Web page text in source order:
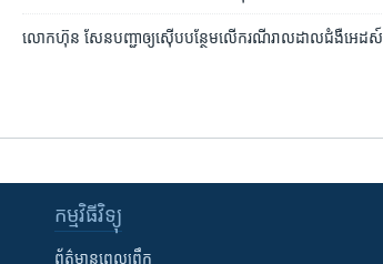
លោកហ៊ុន សែន​បញ្ជា​ឲ្យ​ស៊ើប​បន្ថែម​លើ​ករណី​​រាលដាល​ជំងឺ​អេដស៍
កម្មវិធី​វិទ្យុ
ព័ត៌មាន​ពេល​ព្រឹក